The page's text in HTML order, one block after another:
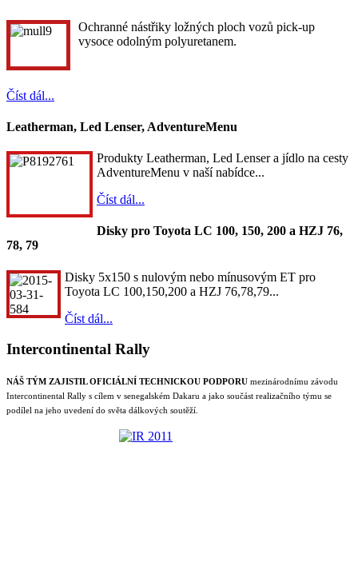
Ochranné nástřiky ložných ploch vozů pick-up
vysoce odolným polyuretanem.
Číst dál...
Leatherman, Led Lenser, AdventureMenu
Produkty Leatherman, Led Lenser a jídlo na cesty
AdventureMenu v naší nabídce...
Číst dál...
Disky pro Toyota LC 100, 150, 200 a HZJ 76,
78, 79
Disky 5x150 s nulovým nebo mínusovým ET pro
Toyota LC 100,150,200 a HZJ 76,78,79...
Číst dál...
Intercontinental Rally
NÁŠ TÝM ZAJISTIL OFICIÁLNÍ TECHNICKOU PODPORU mezinárodnímu závodu
Intercontinental Rally s cílem v senegalském Dakaru a jako součást realizačního týmu se
podílel na jeho uvedení do světa dálkových soutěží.